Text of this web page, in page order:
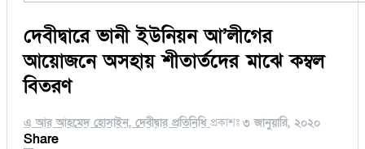
দেবীদ্বারে ভানী ইউনিয়ন আ’লীগের
আয়োজনে অসহায় শীতার্তদের মাঝে কম্বল
বিতরণ
এ আর আহমেদ হোসাইন, দেবীদ্বার প্রতিনিধি প্রকাশঃ ৩ জানুয়ারি, ২০২০
Share